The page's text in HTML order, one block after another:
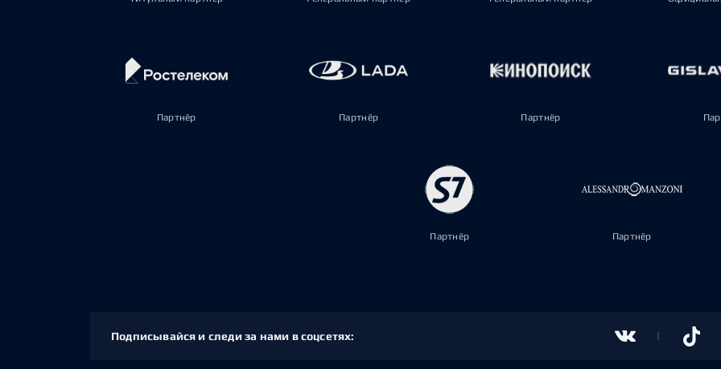
Партнёр Партнёр Партнёр
Партнёр Партнёр
Подписывайся и следи за нами в соцсетях: